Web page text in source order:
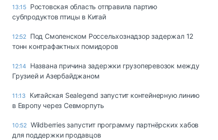
13:15 Ростовская область отправила партию
субпродуктов птицы в Китай
12:52 Под Смоленском Россельхознадзор задержал 12
тонн контрафактных помидоров
12:14
Названа причина задержки грузоперевозок между
Грузией и Азербайджаном
11:13
Китайская Sealegend запустит контейнерную линию
в Европу через Севморпуть
10:52 Wildberries запустит программу партнёрских хабов
для поддержки продавцов